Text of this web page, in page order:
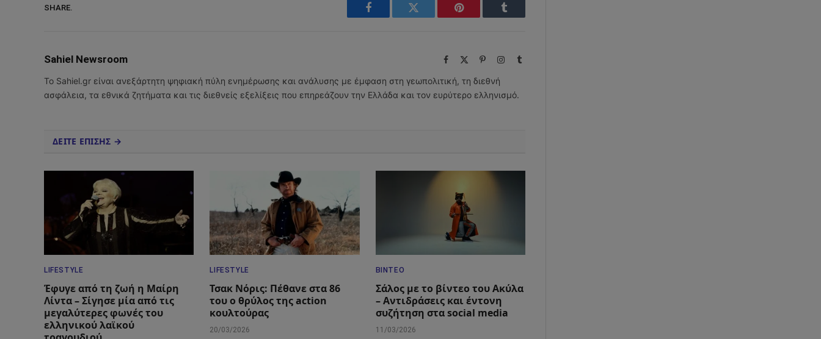
SHARE.
Facebook Twitter Pinterest Tumblr
Sahiel Newsroom Facebook PinterestInstagram
Tumblr
Το Sahiel.gr είναι ανεξάρτητη ψηφιακή πύλη ενημέρωσης και ανάλυσης με έμφαση στη γεωπολιτική, τη διεθνή
ασφάλεια, τα εθνικά ζητήματα και τις διεθνείς εξελίξεις που επηρεάζουν την Ελλάδα και τον ευρύτερο ελληνισμό.
ΔΕΙΤΕ ΕΠΙΣΗΣ →
LIFESTYLE
Έφυγε από τη ζωή η Μαίρη
Λίντα – Σίγησε μία από τις
μεγαλύτερες φωνές του
ελληνικού λαϊκού
LIFESTYLE
Τσακ Νόρις: Πέθανε στα 86
του ο θρύλος της action
κουλτούρας
20/03/2026
ΒΊΝΤΕΟ
Σάλος με το βίντεο του Ακύλα
– Αντιδράσεις και έντονη
συζήτηση στα social media
11/03/2026